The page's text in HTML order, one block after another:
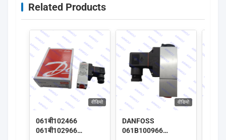
Related Products
वीडियो
061बी102466
061बी102966
वीडियो
DANFOSS
061B100966